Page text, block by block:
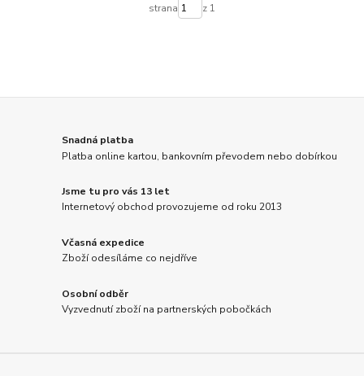
strana z 1
Snadná platba
Platba online kartou, bankovním převodem nebo dobírkou
Jsme tu pro vás 13 let
Internetový obchod provozujeme od roku 2013
Včasná expedice
Zboží odesíláme co nejdříve
Osobní odběr
Vyzvednutí zboží na partnerských pobočkách